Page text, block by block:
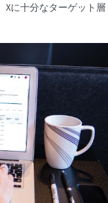
Xに十分なターゲット層